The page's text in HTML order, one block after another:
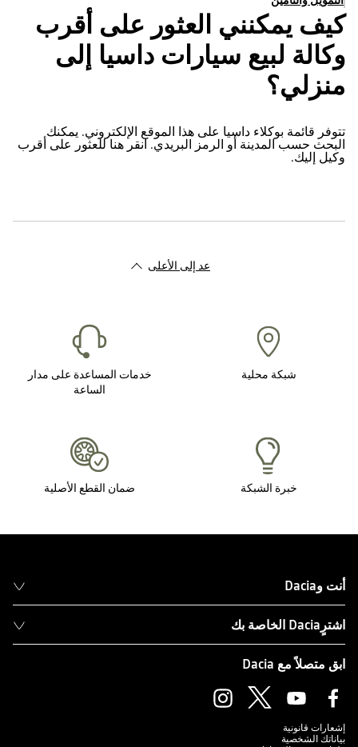
كيف يمكنني العثور على أقرب
وكالة لبيع سيارات داسيا إلى
منزلي؟
تتوفر قائمة بوكلاء داسيا على هذا الموقع الإلكتروني. يمكنك
البحث حسب المدينة أو الرمز البريدي. انقر هنا للعثور على أقرب
وكيل إليك.
عد إلى الأعلى
شبكة محلية
خدمات المساعدة على مدار
الساعة
خبرة الشبكة ضمان القطع الأصلية
أنت وDacia
اشترٍDacia الخاصة بك
ابق متصلاً مع Dacia
إشعارات قانونية
بياناتك الشخصية